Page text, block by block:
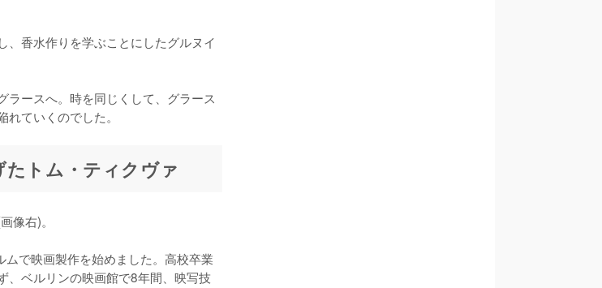
、香水作りを学ぶことにしたグルヌイ
ラースへ。時を同じくして、グラース
ていくのでした。
トム・ティクヴァ
像右)。
で映画製作を始めました。高校卒業
、ベルリンの映画館で8年間、映写技